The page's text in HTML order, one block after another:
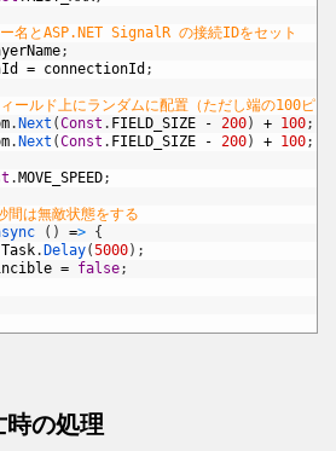
名とASP.NET SignalR の接続IDをセット
;
= connectionId ;
ールド上にランダムに配置（ただし端の100ピク
. Next (Const . FIELD_SIZE - 200) + 100;
. Next (Const . FIELD_SIZE - 200) + 100;
. MOVE_SPEED;
は無敵状態をする
( ) => {
Task. Delay(5000) ;
= false;
時の処理